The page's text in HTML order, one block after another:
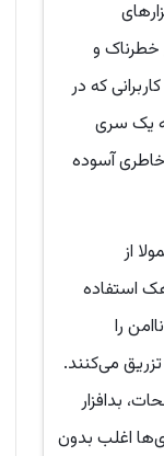
خطرناک و
که‌ در
یک سری
خاطری آسوده
از
استفاده
را
می‌کنند.
بدافزار
اغلب بدون